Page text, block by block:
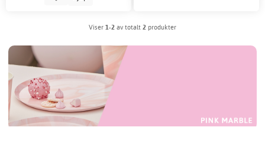
Viser 1-2 av totalt 2 produkter